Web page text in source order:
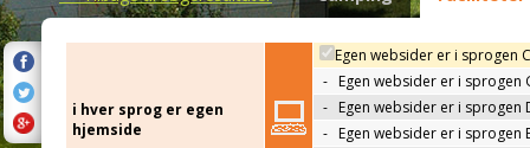
i hver sprog er egen
hjemside
Egen websider er i sprogen
- Egen websider er i sprogen
- Egen websider er i sprogen
- Egen websider er i sprogen